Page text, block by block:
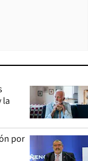
la
por